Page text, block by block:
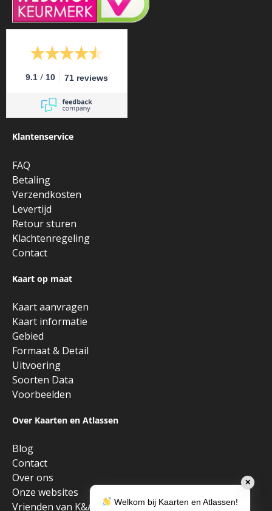
9.1 / 10 71 reviews
Klantenservice
FAQ
Betaling
Verzendkosten
Levertijd
Retour sturen
Klachtenregeling
Contact
Kaart op maat
Kaart aanvragen
Kaart informatie
Gebied
Formaat & Detail
Uitvoering
Soorten Data
Voorbeelden
Over Kaarten en Atlassen
Blog
Contact
Over ons
Onze websites
Vrienden van K&A
✕
Welkom bij Kaarten en Atlassen!